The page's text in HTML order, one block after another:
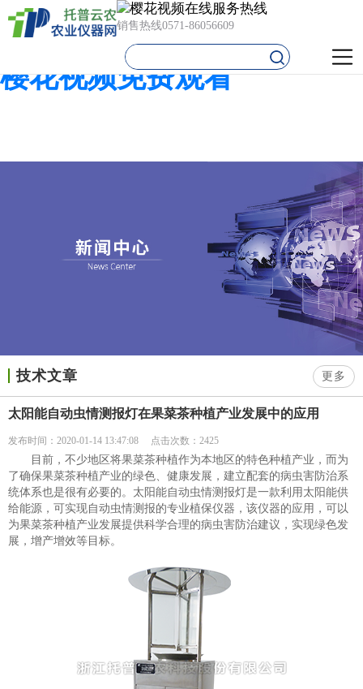
樱花视频在线,樱花视频在线
免费观看,樱花视频污下载,
樱花视频免费观看
销售热线0571-86056609
技术文章 更多
太阳能自动虫情测报灯在果菜茶种植产业发展中的应用
发布时间：2020-01-14 13:47:08 点击次数：2425
目前，不少地区将果菜茶种植作为本地区的特色种植产业，而为
了确保果菜茶种植产业的绿色、健康发展，建立配套的病虫害防治系
统体系也是很有必要的。太阳能自动虫情测报灯是一款利用太阳能供
给能源，可实现自动虫情测报的专业植保仪器，该仪器的应用，可以
为果菜茶种植产业发展提供科学合理的病虫害防治建议，实现绿色发
展，增产增效等目标。